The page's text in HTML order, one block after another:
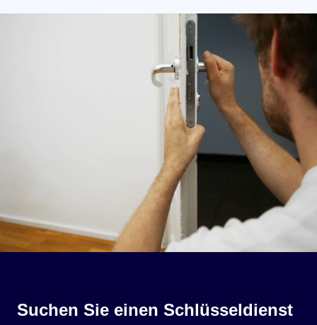
Suchen Sie einen Schlüsseldienst